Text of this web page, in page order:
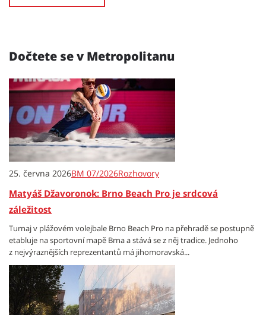
Dočtete se v Metropolitanu
25. června 2026BM 07/2026Rozhovory
Matyáš Džavoronok: Brno Beach Pro je srdcová
záležitost
Turnaj v plážovém volejbale Brno Beach Pro na přehradě se postupně
etabluje na sportovní mapě Brna a stává se z něj tradice. Jednoho
z nejvýraznějších reprezentantů má jihomoravská...